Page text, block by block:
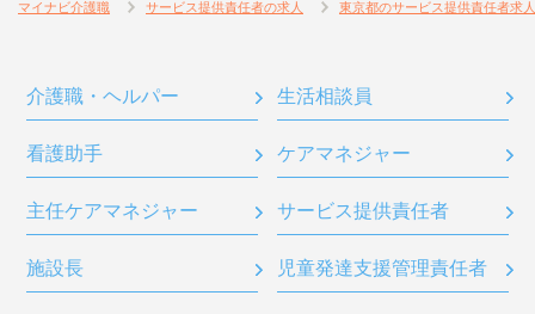
マイナビ介護職 サービス提供責任者の求人 東京都のサービス提供責任者求人
介護職・ヘルパー 生活相談員
看護助手 ケアマネジャー
主任ケアマネジャー サービス提供責任者
施設長 児童発達支援管理責任者